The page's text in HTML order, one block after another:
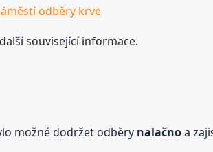
odběry krve
související informace.
možné dodržet odběry nalačnoa